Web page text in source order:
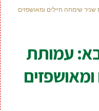
שימחה חיילים ומאושפזים
עמותת